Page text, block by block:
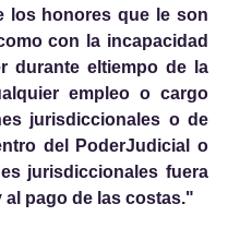
los honores que le son
con la incapacidad
durante eltiempo de la
empleo o cargo
jurisdiccionales o de
del PoderJudicial o
jurisdiccionales fuera
al pago de las costas."